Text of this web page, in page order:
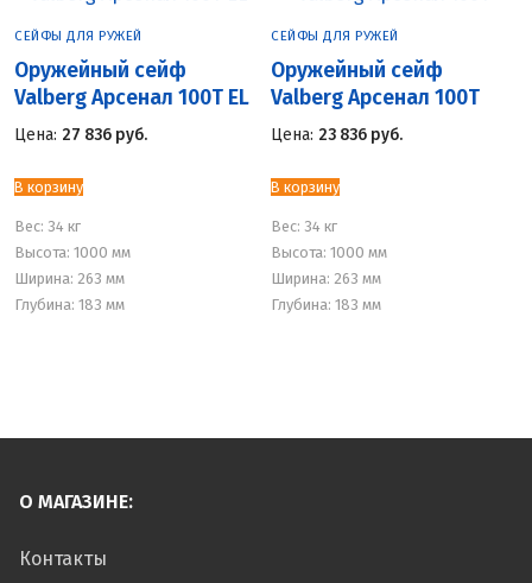
СЕЙФЫ ДЛЯ РУЖЕЙ
Оружейный сейф
Valberg Арсенал 100Т EL
Цена: 27 836 руб.
В корзину
Вес: 34 кг
Высота: 1000 мм
Ширина: 263 мм
Глубина: 183 мм
СЕЙФЫ ДЛЯ РУЖЕЙ
Оружейный сейф
Valberg Арсенал 100Т
Цена: 23 836 руб.
В корзину
Вес: 34 кг
Высота: 1000 мм
Ширина: 263 мм
Глубина: 183 мм
О МАГАЗИНЕ:
Контакты